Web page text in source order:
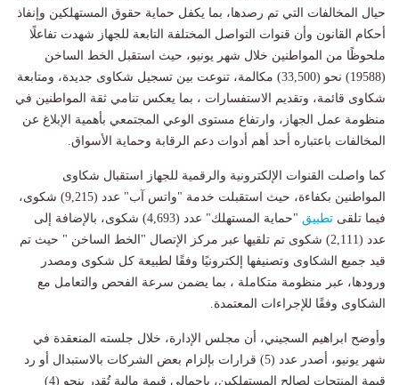
حيال المخالفات التي تم رصدها، بما يكفل حماية حقوق المستهلكين وإنفاذ
أحكام القانون وأن قنوات التواصل المختلفة التابعة للجهاز شهدت تفاعلًا
ملحوظًا من المواطنين خلال شهر يونيو، حيث استقبل الخط الساخن
(19588) نحو (33,500) مكالمة، تنوعت بين تسجيل شكاوى جديدة، ومتابعة
شكاوى قائمة، وتقديم الاستفسارات ، بما يعكس تنامي ثقة المواطنين في
منظومة عمل الجهاز، وارتفاع مستوى الوعي المجتمعي بأهمية الإبلاغ عن
المخالفات باعتباره أحد أهم أدوات دعم الرقابة وحماية الأسواق.
كما واصلت القنوات الإلكترونية والرقمية للجهاز استقبال شكاوى
المواطنين بكفاءة، حيث استقبلت خدمة "واتس آب" عدد (9,215) شكوى،
فيما تلقى تطبيق
"حماية المستهلك" عدد (4,693) شكوى، بالإضافة إلى
عدد (2,111) شكوى تم تلقيها عبر مركز الإتصال "الخط الساخن " حيث تم
قيد جميع الشكاوى وتصنيفها إلكترونيًا وفقًا لطبيعة كل شكوى ومصدر
ورودها، عبر منظومة متكاملة ، بما يضمن سرعة الفحص والتعامل مع
الشكاوى وفقًا للإجراءات المعتمدة.
وأوضح ابراهيم السجيني، أن مجلس الإدارة، خلال جلسته المنعقدة في
شهر يونيو، أصدر عدد (5) قرارات بإلزام بعض الشركات بالاستبدال أو رد
قيمة المنتجات لصالح المستهلكين، بإجمالي قيمة مالية تُقدر بنحو (4)